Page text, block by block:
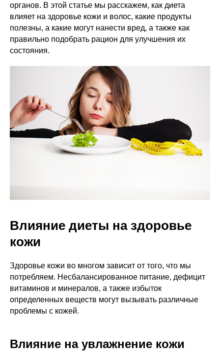
органов. В этой статье мы расскажем, как диета
влияет на здоровье кожи и волос, какие продукты
полезны, а какие могут нанести вред, а также как
правильно подобрать рацион для улучшения их
состояния.
Влияние диеты на здоровье
кожи
Здоровье кожи во многом зависит от того, что мы
потребляем. Несбалансированное питание, дефицит
витаминов и минералов, а также избыток
определенных веществ могут вызывать различные
проблемы с кожей.
Влияние на увлажнение кожи